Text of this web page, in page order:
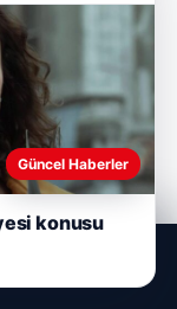
Güncel Haberler
konusu